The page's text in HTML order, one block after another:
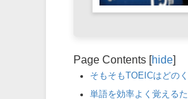
Page Contents [hide]
そもそもTOEICはどの
単語を効率よく覚える